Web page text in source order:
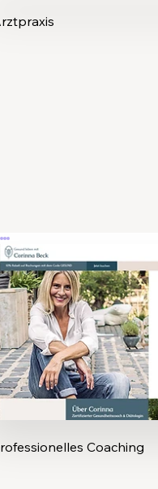
Coaching